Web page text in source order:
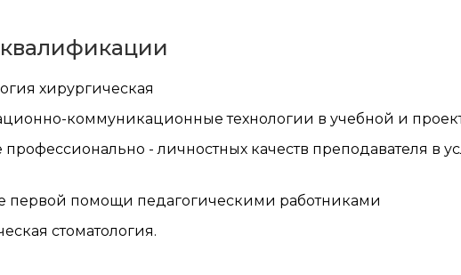
хирургическая
коммуникационные технологии в учебной и
профессионально - личностных качеств преподавателя
первой помощи педагогическими работниками
стоматология.